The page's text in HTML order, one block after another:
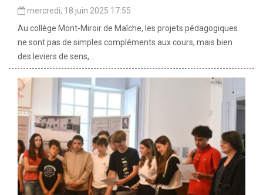
mercredi, 18 juin 2025 17:55
Au collège Mont-Miroir de Maîche, les projets pédagogiques
ne sont pas de simples compléments aux cours, mais bien
des leviers de sens,...